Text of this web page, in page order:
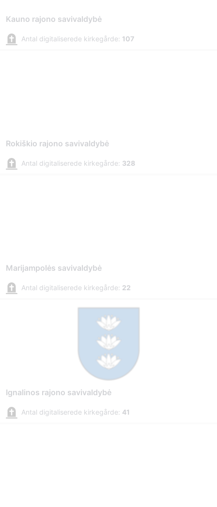
Kauno rajono savivaldybė
Antal digitaliserede kirkegårde: 107
Rokiškio rajono savivaldybė
Antal digitaliserede kirkegårde: 328
Marijampolės savivaldybė
Antal digitaliserede kirkegårde: 22
Ignalinos rajono savivaldybė
Antal digitaliserede kirkegårde: 41